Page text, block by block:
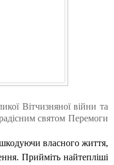
Вітчизняної війни та
святом Перемоги
власного життя,
Прийміть найтепліші